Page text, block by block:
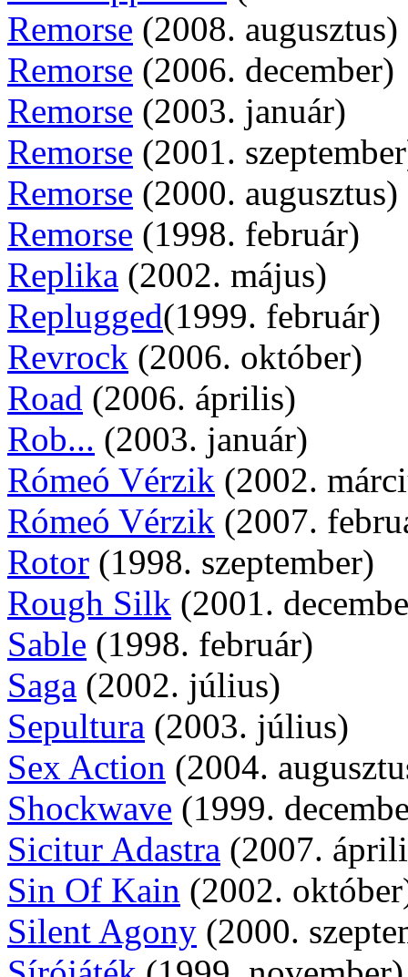
Remorse (2008. augusztus)
Remorse (2006. december)
Remorse (2003. január)
Remorse (2001.
Remorse (2000. augusztus)
Remorse (1998. február)
Replika (2002. május)
Replugged(1999. február)
Revrock (2006. október)
Road (2006. április)
Rob... (2003. január)
Rómeó Vérzik (2002.
Rómeó Vérzik (2007.
Rotor (1998. szeptember)
Rough Silk (2001.
Sable (1998. február)
Saga (2002. július)
Sepultura (2003. július)
Sex Action (2004.
Shockwave (1999.
Sicitur Adastra (2007.
Sin Of Kain (2002.
Silent Agony (2000.